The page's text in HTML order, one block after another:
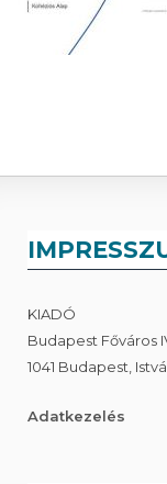
KIADÓ
Budapest Főváros
1041 Budapest,
Adatkezelés